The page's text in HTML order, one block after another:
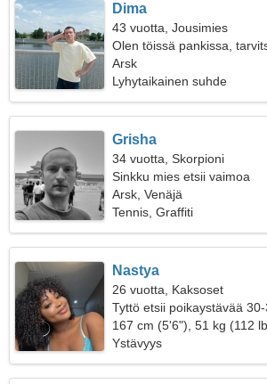
Dima
43 vuotta, Jousimies
Olen töissä pankissa,
naisen
Arsk
Lyhytaikainen suhde
Grisha
34 vuotta, Skorpioni
Sinkku mies etsii vaimoa
Arsk, Venäjä
Tennis, Graffiti
Nastya
26 vuotta, Kaksoset
Tyttö etsii poikaystävää 30-
167 cm (5'6"), 51 kg (112
Ystävyys